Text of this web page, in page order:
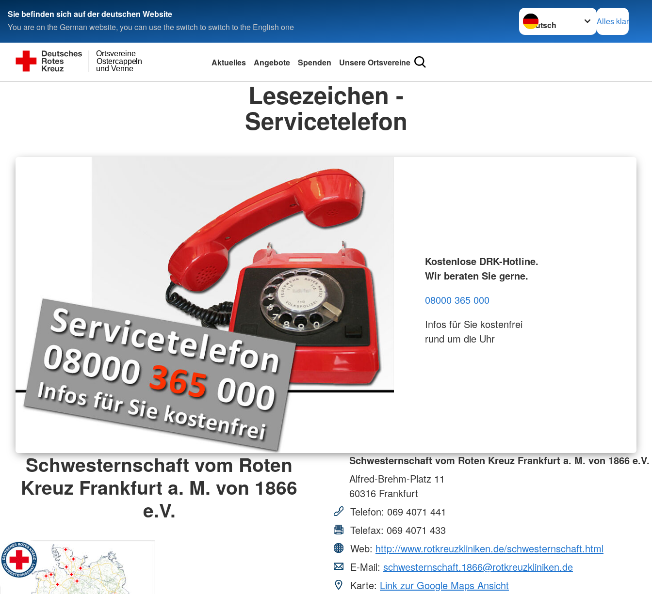
Sie befinden sich auf der deutschen Website
You are on the German website, you can use the switch to switch to the English one
Sprache wechseln zu
Alles klar
und Venne
Ostercappeln
Ortsvereine
Aktuelles Angebote Spenden Unsere Ortsvereine
Lesezeichen -
Servicetelefon
Kostenlose DRK-Hotline.
Wir beraten Sie gerne.
08000 365 000
Infos für Sie kostenfrei
rund um die Uhr
Schwesternschaft vom Roten
Kreuz Frankfurt a. M. von 1866
e.V.
Schwesternschaft vom Roten Kreuz Frankfurt a. M. von 1866 e.V.
Alfred-Brehm-Platz 11
60316 Frankfurt
Telefon: 069 4071 441
Telefax: 069 4071 433
Web: http://www.rotkreuzkliniken.de/schwesternschaft.html
E-Mail: schwesternschaft.1866@rotkreuzkliniken.de
Karte: Link zur Google Maps Ansicht